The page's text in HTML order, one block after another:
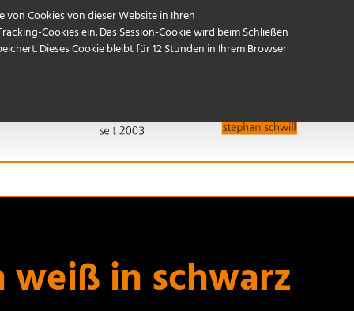
Referenzen Start Kontakt / Anfahrt
in schwarz
Cookies von dieser Website in Ihren
Cookies ein. Das Session-Cookie wird beim Schließen
Dieses Cookie bleibt für 12 Stunden in Ihrem Browser